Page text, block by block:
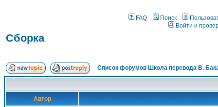
FAQ Поиск
Войти и
Сборка
Список форумов Школа перевода В.
Автор